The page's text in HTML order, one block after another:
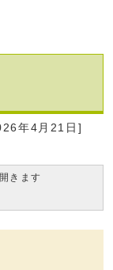
年4月21日]
きます